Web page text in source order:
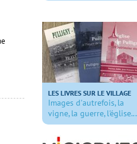
LES LIVRES SUR LE VILLAGE
Images d'autrefois, la
vigne, la guerre, l'église...